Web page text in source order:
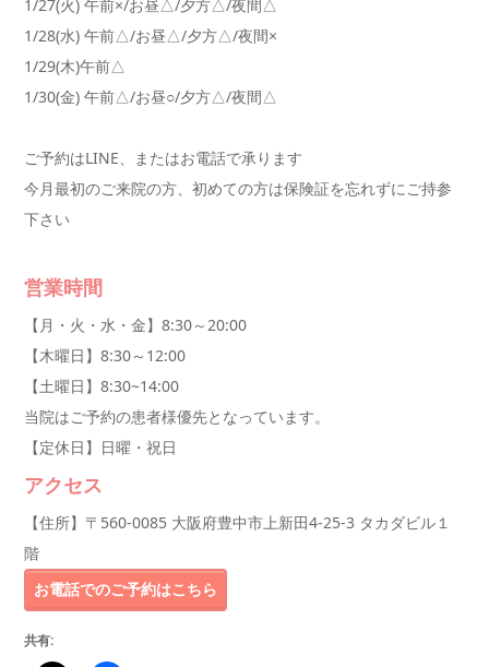
1/27(火) 午前×/お昼△/夕方△/夜間△
1/28(水) 午前△/お昼△/夕方△/夜間×
1/29(木)午前△
1/30(金) 午前△/お昼○/夕方△/夜間△
ご予約はLINE、またはお電話で承ります
今月最初のご来院の方、初めての方は保険証を忘れずにご持参
下さい
営業時間
【月・火・水・金】8:30～20:00
【木曜日】8:30～12:00
【土曜日】8:30~14:00
当院はご予約の患者様優先となっています。
【定休日】日曜・祝日
アクセス
【住所】〒560-0085 大阪府豊中市上新田4-25-3 タカダビル１
階
お電話でのご予約はこちら
共有: